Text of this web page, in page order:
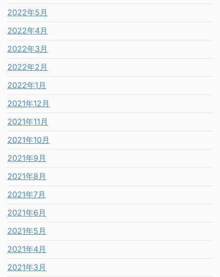
2022年5月
2022年4月
2022年3月
2022年2月
2022年1月
2021年12月
2021年11月
2021年10月
2021年9月
2021年8月
2021年7月
2021年6月
2021年5月
2021年4月
2021年3月